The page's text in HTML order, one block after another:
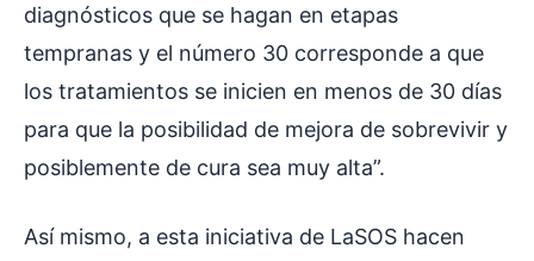
diagnósticos que se hagan en etapas
tempranas y el número 30 corresponde a que
los tratamientos se inicien en menos de 30 días
para que la posibilidad de mejora de sobrevivir y
posiblemente de cura sea muy alta”.
Así mismo, a esta iniciativa de LaSOS hacen